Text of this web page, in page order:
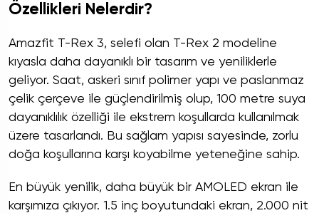
Özellikleri Nelerdir?
Amazfit T-Rex 3, selefi olan T-Rex 2 modeline
kıyasla daha dayanıklı bir tasarım ve yeniliklerle
geliyor. Saat, askeri sınıf polimer yapı ve paslanmaz
çelik çerçeve ile güçlendirilmiş olup, 100 metre suya
dayanıklılık özelliği ile ekstrem koşullarda kullanılmak
üzere tasarlandı. Bu sağlam yapısı sayesinde, zorlu
doğa koşullarına karşı koyabilme yeteneğine sahip.
En büyük yenilik, daha büyük bir AMOLED ekran ile
karşımıza çıkıyor. 1.5 inç boyutundaki ekran, 2.000 nit